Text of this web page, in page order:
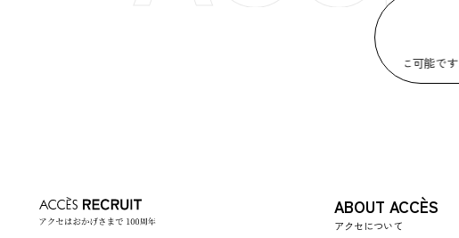
インターンシップや会社説明会のご予約はエントリー後に可能です。
ABOUT ACCÈS
アクセについて